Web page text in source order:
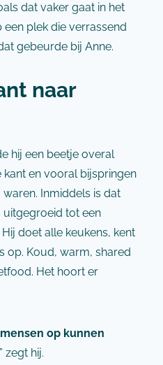
dat vaker gaat in het
plek die verrassend
gebeurde bij Anne.
naar
hij een beetje overal
en vooral bijspringen
Inmiddels is dat
uitgegroeid tot een
doet alle keukens, kent
op. Koud, warm, shared
Het hoort er
op kunnen
” zegt hij.